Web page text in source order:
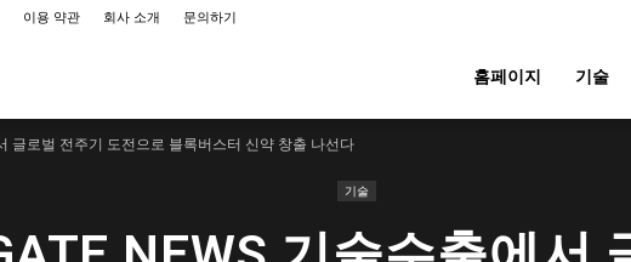
이용 약관 회사 소개 문의하기
홈페이지 기술
글로벌 전주기 도전으로 블록버스터 신약 창출 나선다
기술